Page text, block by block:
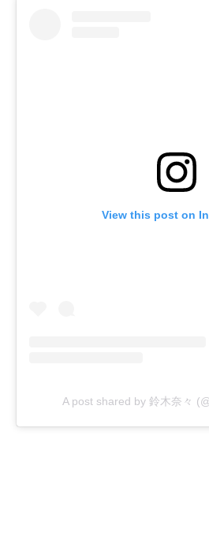
View this post on
A post shared by 鈴木奈々